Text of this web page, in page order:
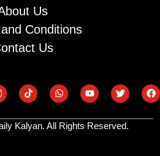
Us
Conditions
Us
Kalyan. All Rights Reserved.